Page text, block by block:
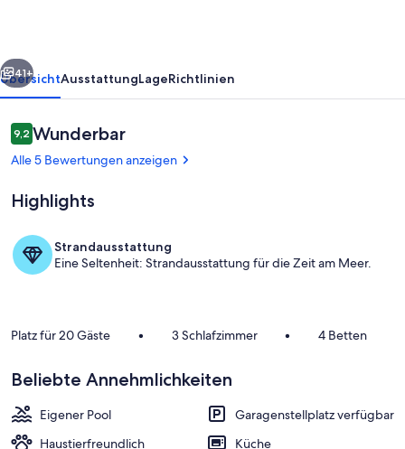
Pool
Weiter
41+
ÜbersichtAusstattungLageRichtlinien
Bewertungen
9,29,2 von 10.
Wunderbar
Alle 5 Bewertungen anzeigen
Highlights
Strandausstattung
Eine Seltenheit: Strandausstattung für die Zeit am Meer.
Platz für 20 Gäste • 3 Schlafzimmer • 4 Betten
Beliebte Annehmlichkeiten
Eigener Pool
Garagenstellplatz verfügbar
Haustierfreundlich
Küche